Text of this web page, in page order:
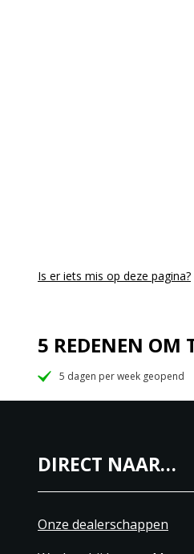
Is er iets mis op deze pagina?
5 REDENEN OM
5 dagen per week geopend
DIRECT NAAR…
Onze dealerschappen